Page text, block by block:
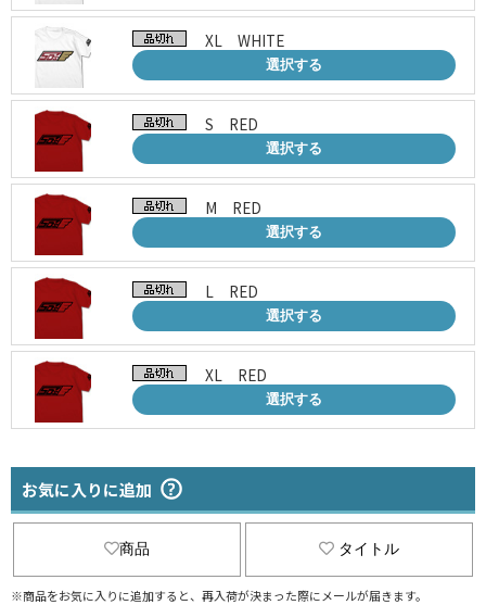
XL WHITE
選択する
S RED
選択する
M RED
選択する
L RED
選択する
XL RED
選択する
お気に入りに追加
商品 タイトル
※商品をお気に入りに追加すると、再入荷が決まった際にメールが届きます。